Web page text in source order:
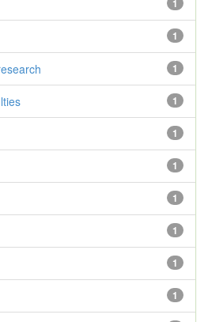
1
1
1
1
1
1
1
1
1
1